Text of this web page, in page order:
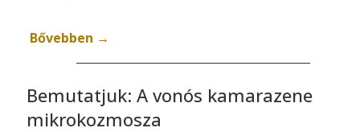
Bővebben →
Bemutatjuk: A vonós kamarazene
mikrokozmosza